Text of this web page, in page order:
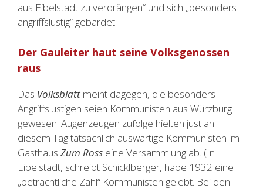
aus Eibelstadt zu verdrängen“ und sich „besonders
angriffslustig“ gebärdet.
Der Gauleiter haut seine Volksgenossen
raus
Das Volksblatt meint dagegen, die besonders
Angriffslustigen seien Kommunisten aus Würzburg
gewesen. Augenzeugen zufolge hielten just an
diesem Tag tatsächlich auswärtige Kommunisten im
Gasthaus Zum Ross eine Versammlung ab. (In
Eibelstadt, schreibt Schicklberger, habe 1932 eine
„beträchtliche Zahl“ Kommunisten gelebt. Bei den